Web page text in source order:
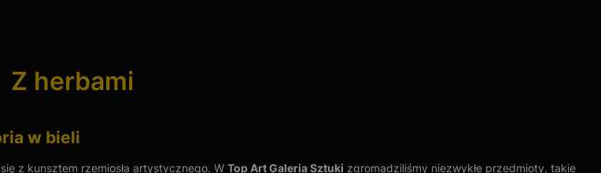
Z herbami
w bieli
z kunsztem rzemiosła artystycznego. W Top Art Galeria Sztuki zgromadziliśmy niezwykłe przedmioty, takie